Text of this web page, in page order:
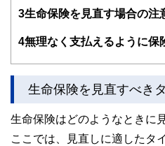
護士、税理士、宅地建物
かしく感じられる年金や
をわかりやすく発信して
執筆者・監修者による執
3生命保険を見直す場合の注
4無理なく支払えるように保
生命保険を見直すべき
生命保険はどのようなときに
ここでは、見直しに適したタ